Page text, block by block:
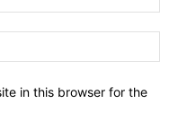
in this browser for the